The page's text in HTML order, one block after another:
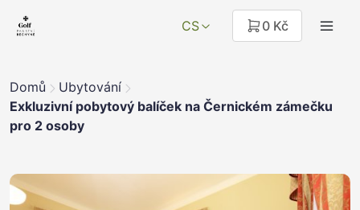
CS 0 Kč
Domů
Ubytování
Exkluzivní pobytový balíček na Černickém zámečku
pro 2 osoby